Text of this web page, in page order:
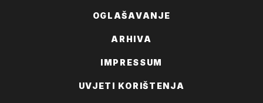
OGLAŠAVANJE
ARHIVA
IMPRESSUM
UVJETI KORIŠTENJA